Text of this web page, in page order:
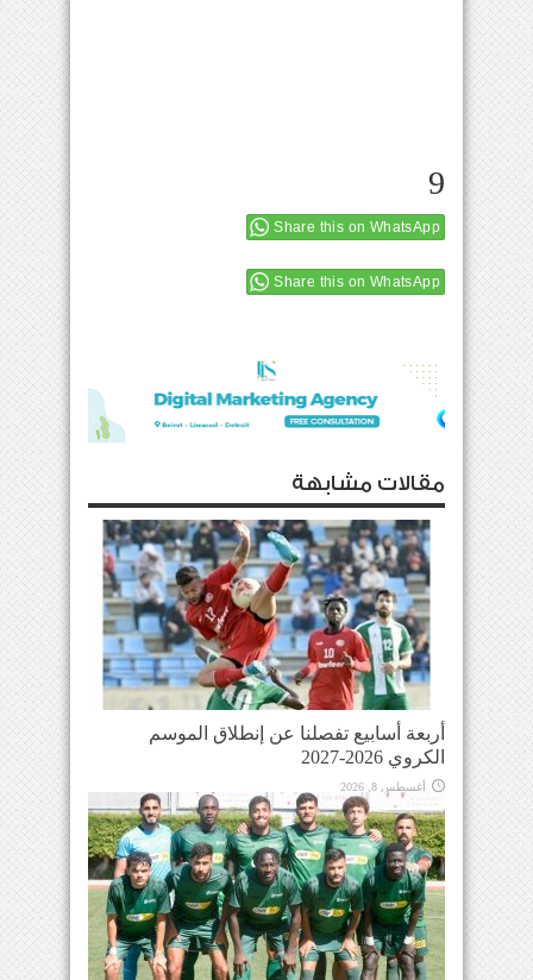
9
Share this on WhatsApp
Share this on WhatsApp
مقالات مشابهة
أربعة أسابيع تفصلنا عن إنطلاق الموسم
الكروي 2026-2027
أغسطس 8, 2026